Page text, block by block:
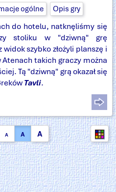
ogólne Opis gry
do hotelu, natknęliśmy się
stoliku w "dziwną" grę
szybko złożyli planszę i
takich graczy można
Tą "dziwną" grą okazał się
Tavli.
A A A